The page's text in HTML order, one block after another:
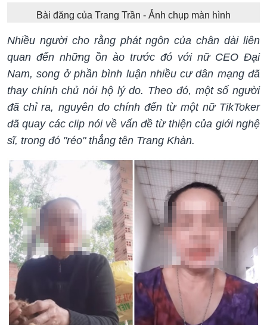
Bài đăng của Trang Trần - Ảnh chụp màn hình
Nhiều người cho rằng phát ngôn của chân dài liên
quan đến những ồn ào trước đó với nữ CEO Đại
Nam, song ở phần bình luận nhiều cư dân mạng đã
thay chính chủ nói hộ lý do. Theo đó, một số người
đã chỉ ra, nguyên do chính đến từ một nữ TikToker
đã quay các clip nói về vấn đề từ thiện của giới nghệ
sĩ, trong đó "réo" thẳng tên Trang Khàn.